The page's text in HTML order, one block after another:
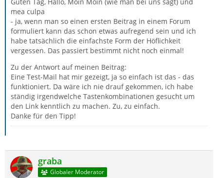
mea culpa
- ja, wenn man so einen ersten Beitrag in einem Forum
formuliert kann das schon etwas aufregend sein und ich
habe tatsächlich die einfachste Form der Höflichkeit
vergessen. Das passiert bestimmt nicht noch einmal!
Zu der Antwort auf meinen Beitrag:
Eine Test-Mail hat mir gezeigt, ja so einfach ist das - das
funktioniert. Da wäre ich nie drauf gekommen, ich habe
ständig irgendwelche Tastenkombinationen gesucht um
den Link kenntlich zu machen. Zu, zu einfach.
Danke für den Tipp!
graba
Globaler Moderator